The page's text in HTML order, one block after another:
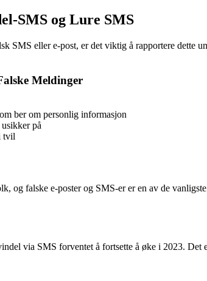
SMS og Lure SMS
SMS eller e-post, er det viktig å rapportere dette
Meldinger
ber om personlig informasjon
på
tvil
og falske e-poster og SMS-er er en av de
via SMS forventet å fortsette å øke i 2023.